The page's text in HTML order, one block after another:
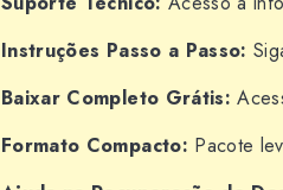
Instruções Passo a Passo:
Baixar Completo Grátis:
Formato Compacto: Pacote